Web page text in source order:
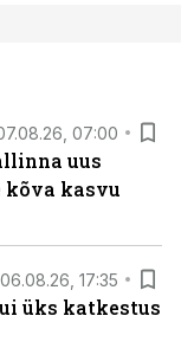
07:00
uus
kasvu
06.08.26, 17:35
üks katkestus